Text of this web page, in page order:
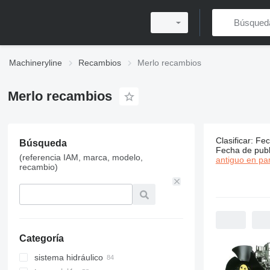
Machineryline Recambios Merlo recambios
Merlo recambios
Búsqueda
(referencia IAM, marca, modelo,
recambio)
Categoría
sistema hidráulico
306
Precio:
MX$1,800
Clasificar:
Fecha de
antiguo en